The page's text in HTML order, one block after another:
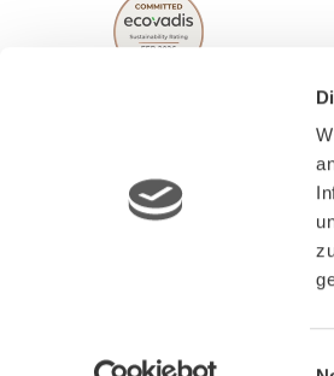
© CURSOR Software AG 2026